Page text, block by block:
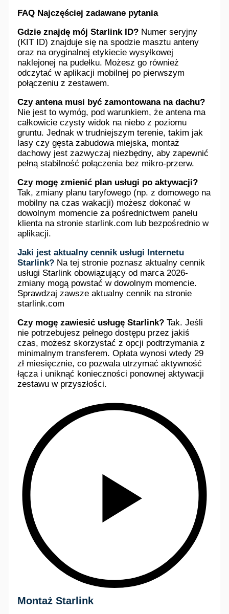
FAQ Najczęściej zadawane pytania
Gdzie znajdę mój Starlink ID? Numer seryjny
(KIT ID) znajduje się na spodzie masztu anteny
oraz na oryginalnej etykiecie wysyłkowej
naklejonej na pudełku. Możesz go również
odczytać w aplikacji mobilnej po pierwszym
połączeniu z zestawem.
Czy antena musi być zamontowana na dachu?
Nie jest to wymóg, pod warunkiem, że antena ma
całkowicie czysty widok na niebo z poziomu
gruntu. Jednak w trudniejszym terenie, takim jak
lasy czy gęsta zabudowa miejska, montaż
dachowy jest zazwyczaj niezbędny, aby zapewnić
pełną stabilność połączenia bez mikro-przerw.
Czy mogę zmienić plan usługi po aktywacji?
Tak, zmiany planu taryfowego (np. z domowego na
mobilny na czas wakacji) możesz dokonać w
dowolnym momencie za pośrednictwem panelu
klienta na stronie starlink.com lub bezpośrednio w
aplikacji.
Jaki jest aktualny cennik usługi Internetu
Starlink? Na tej stronie poznasz aktualny cennik
usługi Starlink obowiązujący od marca 2026-
zmiany mogą powstać w dowolnym momencie.
Sprawdzaj zawsze aktualny cennik na stronie
starlink.com
Czy mogę zawiesić usługę Starlink? Tak. Jeśli
nie potrzebujesz pełnego dostępu przez jakiś
czas, możesz skorzystać z opcji podtrzymania z
minimalnym transferem. Opłata wynosi wtedy 29
zł miesięcznie, co pozwala utrzymać aktywność
łącza i uniknąć konieczności ponownej aktywacji
zestawu w przyszłości.
Montaż Starlink